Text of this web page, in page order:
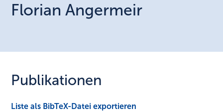
FlorianAngermeir
Publikationen
Liste als BibTeX-Datei exportieren